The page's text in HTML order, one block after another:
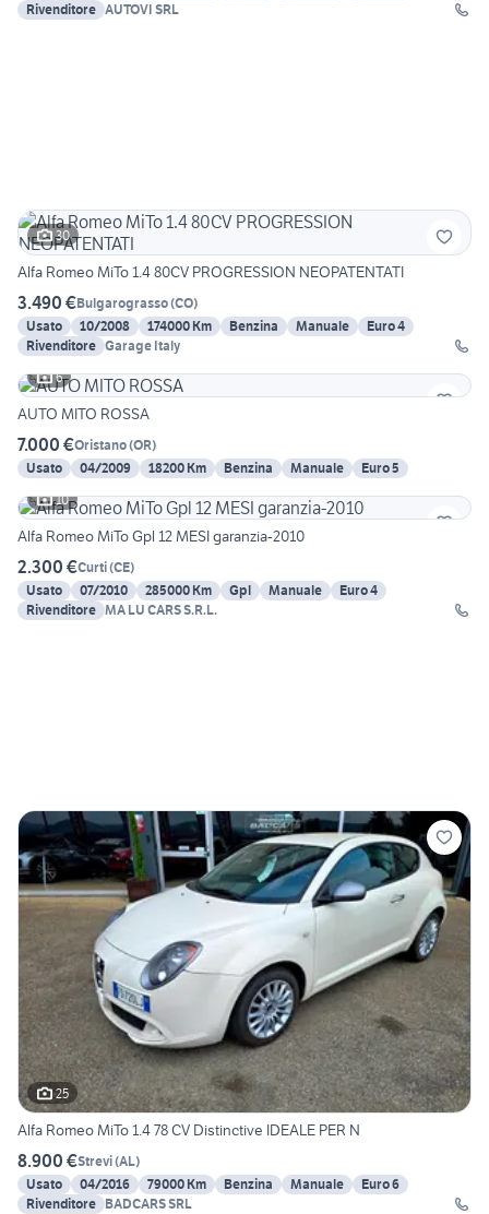
Rivenditore AUTOVI SRL
30
Alfa Romeo MiTo 1.4 80CV PROGRESSION NEOPATENTATI
3.490 €Bulgarograsso(CO)
Usato
10/2008 174000 Km Benzina Manuale
Euro 4
Rivenditore Garage Italy
6
AUTO MITO ROSSA
7.000 €Oristano(OR)
Usato
04/2009 18200 Km Benzina Manuale
Euro 5
10
Alfa Romeo MiTo Gpl 12 MESI garanzia-2010
2.300 €Curti(CE)
Usato
07/2010 285000 Km Gpl Manuale
Euro 4
Rivenditore MA LU CARS S.R.L.
25
Alfa Romeo MiTo 1.4 78 CV Distinctive IDEALE PER N
8.900 €Strevi(AL)
Usato
04/2016 79000 Km Benzina Manuale
Euro 6
Rivenditore BADCARS SRL